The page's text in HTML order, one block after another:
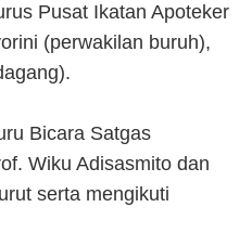
Pusat Ikatan Apoteker
(perwakilan buruh),
Bicara Satgas
Wiku Adisasmito dan
serta mengikuti